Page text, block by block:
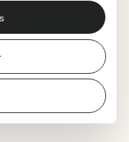
los nombres Kixki,
comenzó su
reivindicar el
varias,
‘Paristik natorren’,
…